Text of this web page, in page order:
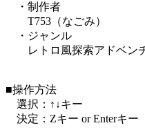
・制作者
T753（なごみ）
・ジャンル
レトロ風探索アドベン
■操作方法
選択：↑↓キー
決定：Zキー or Enterキー